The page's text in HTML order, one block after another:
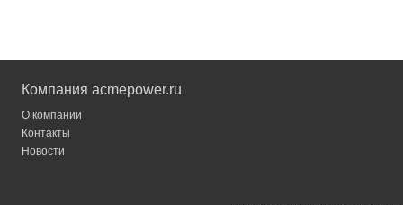
Компания acmepower.ru
О компании
Контакты
Новости